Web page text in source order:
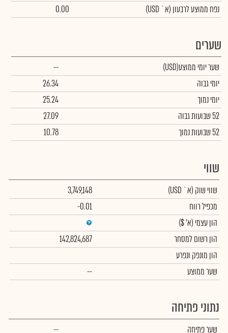
נפח ממוצע לרבעון (א` USD)
0.00
שערים
שער יומי ממוצע(USD)
--
יומי גבוה
26.34
יומי נמוך
25.24
52 שבועות גבוה
27.09
52 שבועות נמוך
10.78
שווי
שווי שוק (א` USD)
3,749,148
מכפיל רווח
-0.01
הון עצמי (א' $)
הון רשום למסחר
142,824,687
הון מונפק ונפרע
שער ממוצע
--
נתוני פתיחה
שער פתיחה --